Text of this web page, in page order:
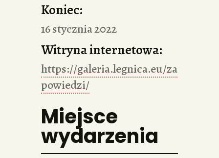
Koniec:
16 stycznia 2022
Witryna internetowa:
https://galeria.legnica.eu/za
powiedzi/
Miejsce
wydarzenia